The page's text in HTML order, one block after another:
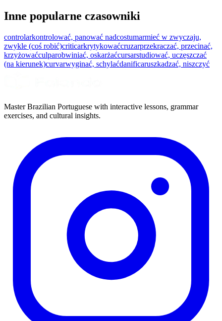
Inne popularne czasowniki
controlarkontrolować, panować nadcostumarmieć w zwyczaju,
zwykle (coś robić)criticarkrytykowaćcruzarprzekraczać, przecinać,
krzyżowaćculparobwiniać, oskarżaćcursarstudiować, uczęszczać
(na kierunek)curvarwyginać, schylaćdanificaruszkadzać, niszczyć
Master Brazilian Portuguese with interactive lessons, grammar
exercises, and cultural insights.